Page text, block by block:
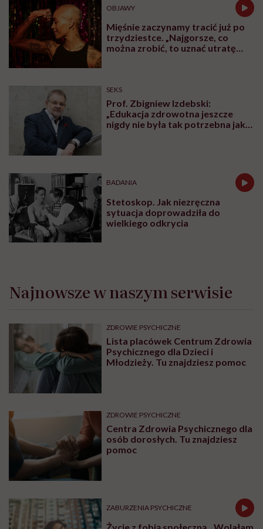
OBJAWY
Mięśnie zaczynamy tracić już po
trzydziestce. „Najgorsze, co
można zrobić, to uznać utratę
SEKS
Prof. Zbigniew Izdebski:
„Edukacja zdrowotna jeszcze
nigdy nie była tak potrzebna jak
BADANIA
Stetoskop. Jak niezręczna
sytuacja doprowadziła do
wielkiego odkrycia
Najnowsze w naszym serwisie
ZDROWIE PSYCHICZNE
Lista placówek Centrum Zdrowia
Psychicznego dla Dzieci i
Młodzieży. Tu znajdziesz pomoc
ZDROWIE PSYCHICZNE
Centra Zdrowia Psychicznego dla
osób dorosłych. Tu znajdziesz
pomoc
ZABURZENIA PSYCHICZNE